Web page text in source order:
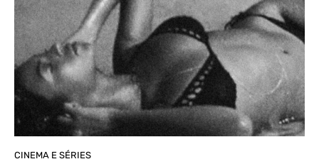
CINEMA E SÉRIES